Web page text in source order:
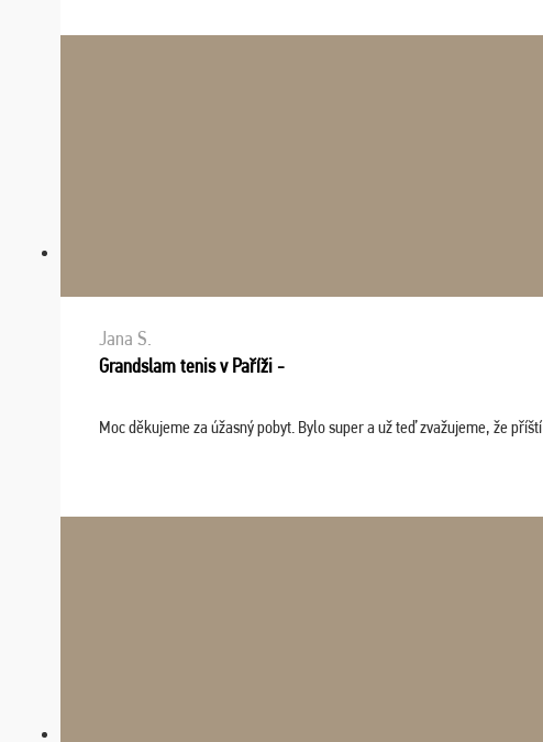
Jana S.
Grandslam tenis v Paříži -
Moc děkujeme za úžasný pobyt. Bylo super a už teď zvažujeme, že